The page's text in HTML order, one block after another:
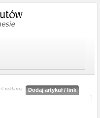
< reklama Dodaj artykuł / link